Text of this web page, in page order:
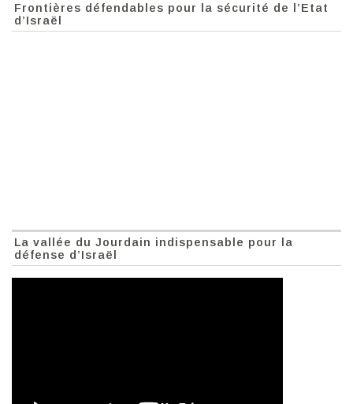
Frontières défendables pour la sécurité de l’Etat
d’Israël
La vallée du Jourdain indispensable pour la
défense d’Israël